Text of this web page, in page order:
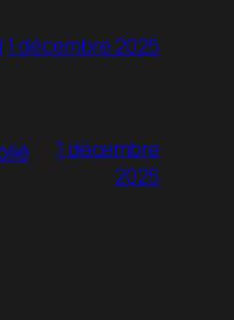
1 décembre 2025
1 décembre
2025